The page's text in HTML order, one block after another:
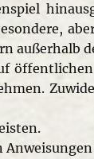
außerhalb